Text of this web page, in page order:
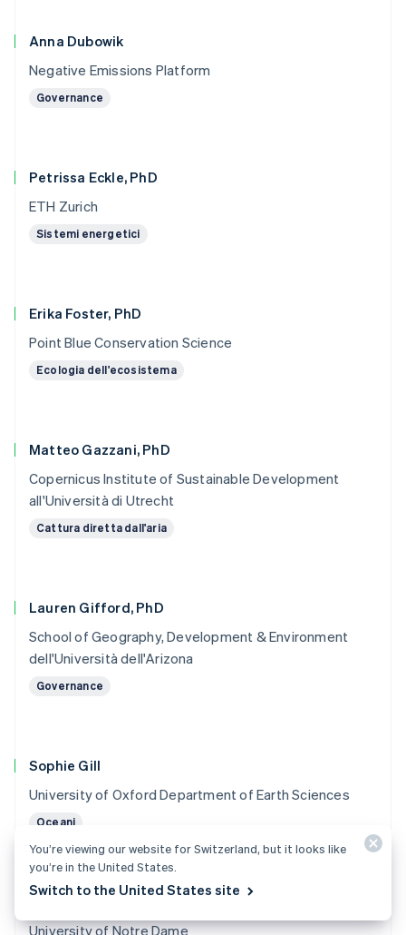
Anna Dubowik
Negative Emissions Platform
Governance
Petrissa Eckle, PhD
ETH Zurich
Sistemi energetici
Erika Foster, PhD
Point Blue Conservation Science
Ecologia dell'ecosistema
Matteo Gazzani, PhD
Copernicus Institute of Sustainable Development
all'Università di Utrecht
Cattura diretta dall'aria
Lauren Gifford, PhD
School of Geography, Development & Environment
dell'Università dell'Arizona
Governance
Sophie Gill
University of Oxford Department of Earth Sciences
Oceani
University of Notre Dame
You’re viewing our website for Switzerland, but it looks like
you’re in the United States.
Switch to the United States site